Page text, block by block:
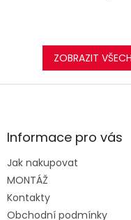
ZOBRAZIT
Z
aInformace pro vás
Jak nakupovat
MONTÁŽ
Kontakty
Obchodní podmínky